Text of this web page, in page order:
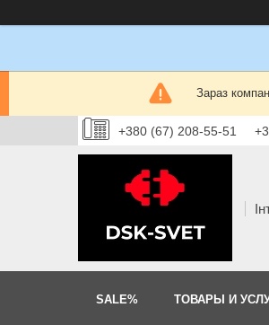
Зараз
+380 (67) 208-55-51
SALE% ТОВАРЫ И